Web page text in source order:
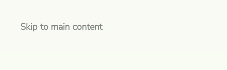
Skip to main content